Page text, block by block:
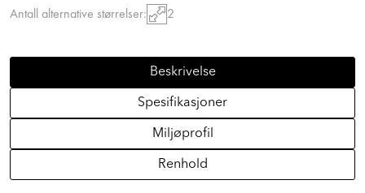
Antall alternative størrelser: 2
Beskrivelse
Spesifikasjoner
Miljøprofil
Renhold